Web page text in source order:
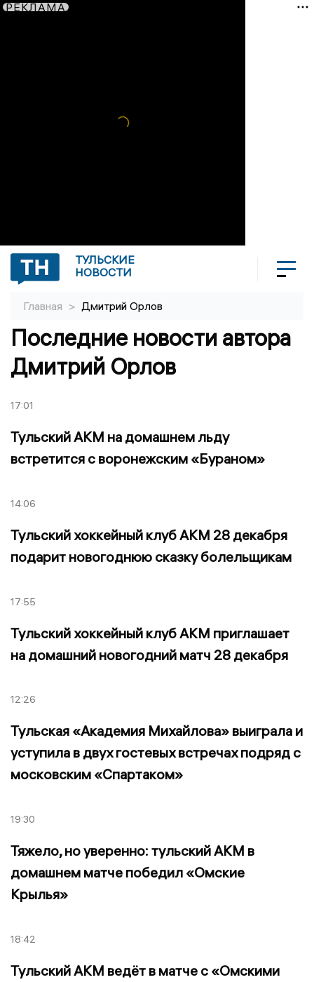
РЕКЛАМА
ТУЛЬСКИЕ
НОВОСТИ
Главная > Дмитрий Орлов
Последние новости автора
Дмитрий Орлов
17:01
Тульский АКМ на домашнем льду
встретится с воронежским «Бураном»
14:06
Тульский хоккейный клуб АКМ 28 декабря
подарит новогоднюю сказку болельщикам
17:55
Тульский хоккейный клуб АКМ приглашает
на домашний новогодний матч 28 декабря
12:26
Тульская «Академия Михайлова» выиграла и
уступила в двух гостевых встречах подряд с
московским «Спартаком»
19:30
Тяжело, но уверенно: тульский АКМ в
домашнем матче победил «Омские
Крылья»
18:42
Тульский АКМ ведёт в матче с «Омскими